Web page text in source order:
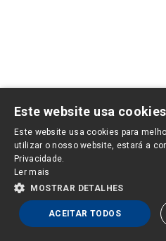
Este website usa cookies
Este website usa cookies para
utilizar o nosso website, estará a
Privacidade.
Ler mais
MOSTRAR DETALHES
ACEITAR TODOS